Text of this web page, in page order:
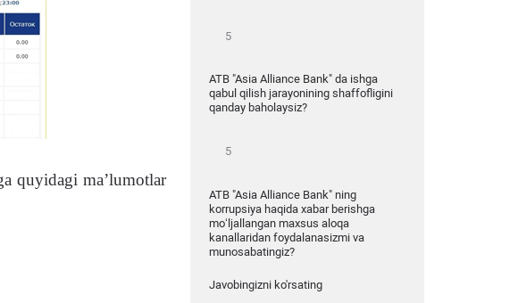
quyidagi ma’lumotlar
ATB "Asia Alliance Bank" da ishga
qabul qilish jarayonining shaffofligini
qanday baholaysiz?
ATB "Asia Alliance Bank" ning
korrupsiya haqida xabar berishga
mo‘ljallangan maxsus aloqa
kanallaridan foydalanasizmi va
munosabatingiz?
Javobingizni ko'rsating